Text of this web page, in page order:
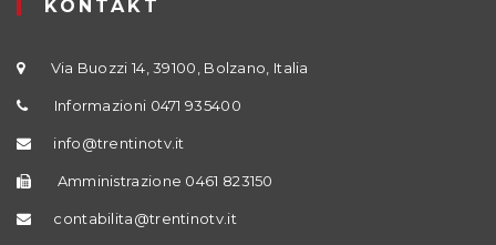
KONTAKT
Via Buozzi 14, 39100, Bolzano, Italia
Informazioni 0471 935400
info@trentinotv.it
Amministrazione 0461 823150
contabilita@trentinotv.it